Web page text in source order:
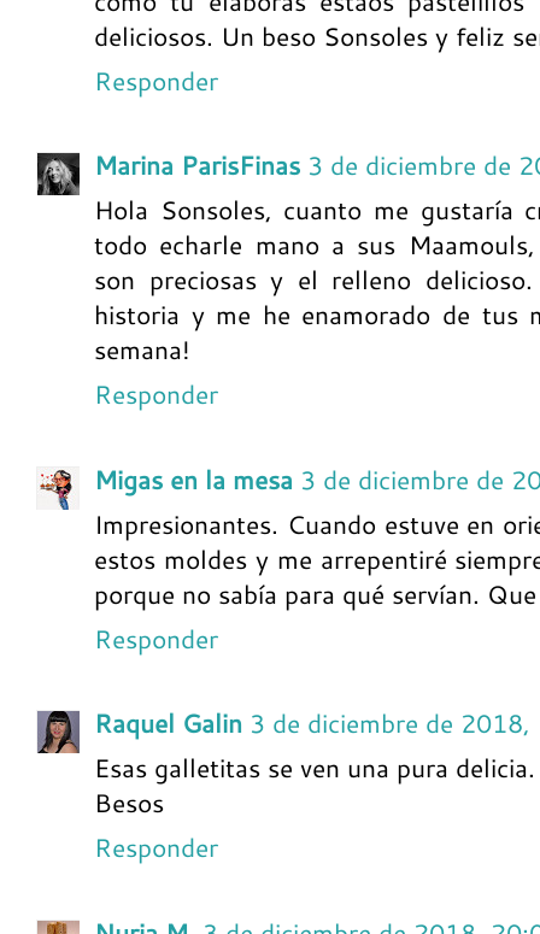
deliciosos. Un beso Sonsoles y feliz
Responder
Marina ParisFinas 3 de diciembre de
Hola Sonsoles, cuanto me gustaría
todo echarle mano a sus
son preciosas y el relleno
historia y me he enamorado de
semana!
Responder
Migas en la mesa 3 de diciembre de
Impresionantes. Cuando estuve en
estos moldes y me arrepentiré
porque no sabía para qué servían.
Responder
Raquel Galin 3 de diciembre de
Esas galletitas se ven una pura delicia.
Besos
Responder